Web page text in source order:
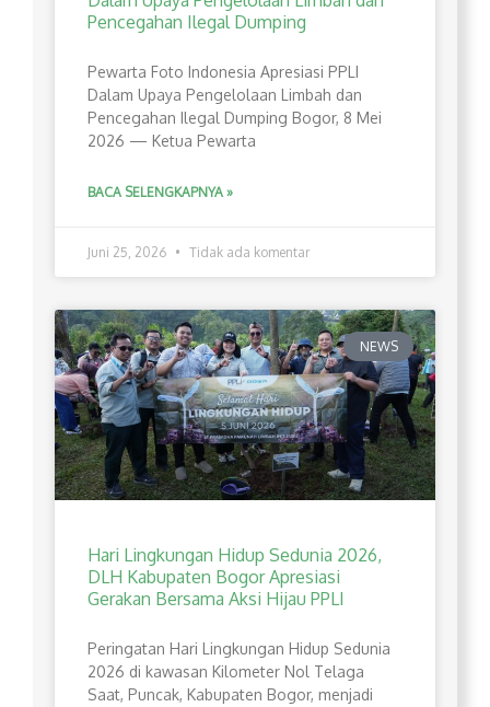
Pencegahan Ilegal Dumping
Pewarta Foto Indonesia Apresiasi PPLI
Dalam Upaya Pengelolaan Limbah dan
Pencegahan Ilegal Dumping Bogor, 8 Mei
2026 — Ketua Pewarta
BACA SELENGKAPNYA »
Juni 25, 2026 Tidak ada komentar
NEWS
Hari Lingkungan Hidup Sedunia 2026,
DLH Kabupaten Bogor Apresiasi
Gerakan Bersama Aksi Hijau PPLI
Peringatan Hari Lingkungan Hidup Sedunia
2026 di kawasan Kilometer Nol Telaga
Saat, Puncak, Kabupaten Bogor, menjadi